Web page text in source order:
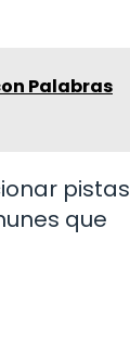
Palabras
pistas
que